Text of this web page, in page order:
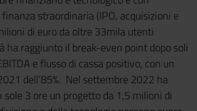
straordinaria (IPO, acquisizioni e
di euro da oltre 33mila utenti
ha raggiunto il break-even point dopo soli
e flusso di cassa positivo, con un
dell’85%. Nel settembre 2022 ha
3 ore un progetto da 1,5 milioni di